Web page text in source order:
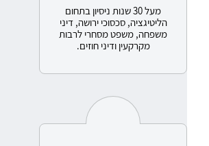
מעל 30 שנות ניסיון בתחום
הליטיגציה, סכסוכי ירושה, דיני
משפחה, משפט מסחרי לרבות
מקרקעין ודיני חוזים.